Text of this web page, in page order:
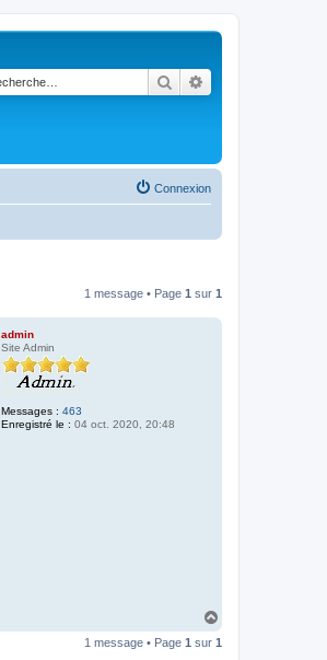
Rechercher
Connexion
1 message • Page 1 sur 1
admin
Site Admin
Messages : 463
Enregistré le : 04 oct. 2020, 20:48
u
1 message • Page 1 sur 1